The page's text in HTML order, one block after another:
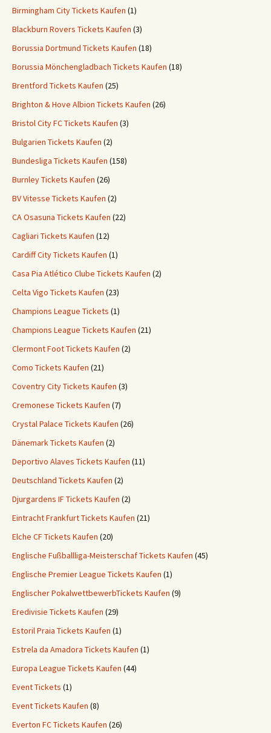
Birmingham City Tickets Kaufen (1)
Blackburn Rovers Tickets Kaufen (3)
Borussia Dortmund Tickets Kaufen (18)
Borussia Mönchengladbach Tickets Kaufen (18)
Brentford Tickets Kaufen (25)
Brighton & Hove Albion Tickets Kaufen (26)
Bristol City FC Tickets Kaufen (3)
Bulgarien Tickets Kaufen (2)
Bundesliga Tickets Kaufen (158)
Burnley Tickets Kaufen (26)
BV Vitesse Tickets Kaufen (2)
CA Osasuna Tickets Kaufen (22)
Cagliari Tickets Kaufen (12)
Cardiff City Tickets Kaufen (1)
Casa Pia Atlético Clube Tickets Kaufen (2)
Celta Vigo Tickets Kaufen (23)
Champions League Tickets (1)
Champions League Tickets Kaufen (21)
Clermont Foot Tickets Kaufen (2)
Como Tickets Kaufen (21)
Coventry City Tickets Kaufen (3)
Cremonese Tickets Kaufen (7)
Crystal Palace Tickets Kaufen (26)
Dänemark Tickets Kaufen (2)
Deportivo Alaves Tickets Kaufen (11)
Deutschland Tickets Kaufen (2)
Djurgardens IF Tickets Kaufen (2)
Eintracht Frankfurt Tickets Kaufen (21)
Elche CF Tickets Kaufen (20)
Englische Fußballliga-Meisterschaf Tickets Kaufen (45)
Englische Premier League Tickets Kaufen (1)
Englischer PokalwettbewerbTickets Kaufen (9)
Eredivisie Tickets Kaufen (29)
Estoril Praia Tickets Kaufen (1)
Estrela da Amadora Tickets Kaufen (1)
Europa League Tickets Kaufen (44)
Event Tickets (1)
Event Tickets Kaufen (8)
Everton FC Tickets Kaufen (26)